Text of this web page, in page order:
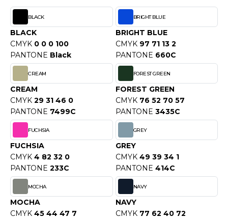
VETEMENTS
SHIRT
SHIRT
PROFESSIONNELLE
- BLOUSON
- BLANKS
COOL
HOODS
T'S
BLACK
BLACK
CMYK 0 0 0 100
PANTONE Black
BRIGHT BLUE
BRIGHT BLUE
CMYK 97 71 13 2
PANTONE 660C
CREAM
CREAM
CMYK 29 31 46 0
PANTONE 7499C
FOREST GREEN
FOREST GREEN
CMYK 76 52 70 57
PANTONE 3435C
FUCHSIA
FUCHSIA
CMYK 4 82 32 0
PANTONE 233C
GREY
GREY
CMYK 49 39 34 1
PANTONE 414C
MOCHA
MOCHA
CMYK 45 44 47 7
NAVY
NAVY
CMYK 77 62 40 72